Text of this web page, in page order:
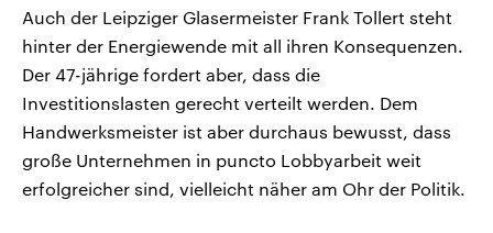
Auch der Leipziger Glasermeister Frank Tollert steht
hinter der Energiewende mit all ihren Konsequenzen.
Der 47-jährige fordert aber, dass die
Investitionslasten gerecht verteilt werden. Dem
Handwerksmeister ist aber durchaus bewusst, dass
große Unternehmen in puncto Lobbyarbeit weit
erfolgreicher sind, vielleicht näher am Ohr der Politik.